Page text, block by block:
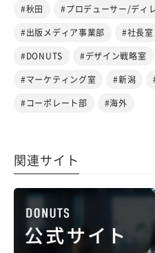
#秋田 #プロデューサー/ディ
#出版メディア事業部 #社長室
#DONUTS #デザイン戦略室
#マーケティング室 #新潟
#コーポレート部 #海外
関連サイト